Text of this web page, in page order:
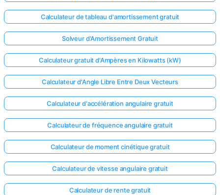
Calculateur de tableau d'amortissement gratuit
Solveur d'Amortissement Gratuit
Calculateur gratuit d'Ampères en Kilowatts (kW)
Calculateur d'Angle Libre Entre Deux Vecteurs
Calculateur d'accélération angulaire gratuit
Calculateur de fréquence angulaire gratuit
Calculateur de moment cinétique gratuit
Calculateur de vitesse angulaire gratuit
Calculateur de rente gratuit